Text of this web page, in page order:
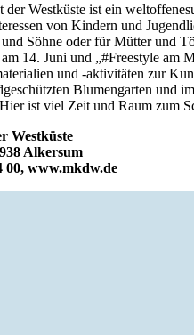
Westküste ist ein
von Kindern und
Söhne oder für Mütter und
14. Juni und „#Freestyle am
und -aktivitäten zur
Blumengarten und
ist viel Zeit und Raum zum
Westküste
Alkersum
00, www.mkdw.de